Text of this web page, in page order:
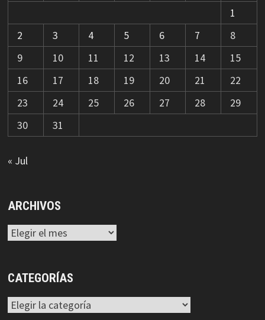
1
2
3 4 5 6 7
8
9
10 11 12 13 14
15
16
17 18 19 20 21
22
23
24 25 26 27 28
29
30
31
« Jul
ARCHIVOS
Archivos
CATEGORÍAS
Categorías